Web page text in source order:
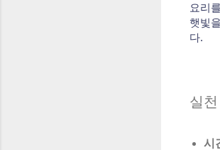
요리
햇빛
다.
실천
시